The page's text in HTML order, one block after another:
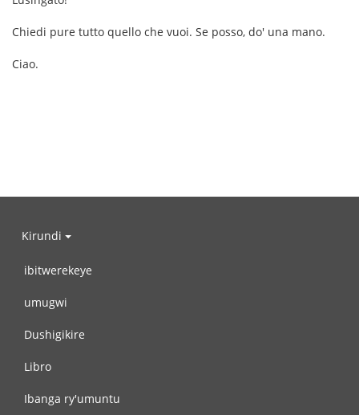
Chiedi pure tutto quello che vuoi. Se posso, do' una mano.
Ciao.
Kirundi
ibitwerekeye
umugwi
Dushigikire
Libro
Ibanga ry'umuntu